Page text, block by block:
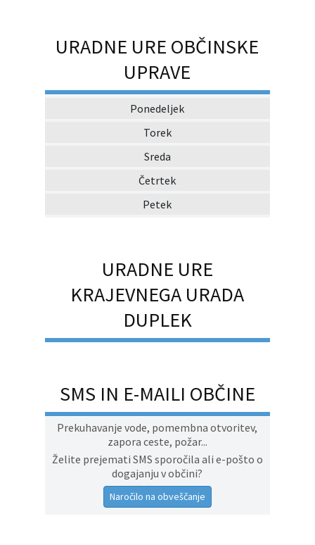
URADNE URE OBČINSKE
UPRAVE
Ponedeljek
Torek
Sreda
Četrtek
Petek
URADNE URE
KRAJEVNEGA URADA
DUPLEK
SMS IN E-MAILI OBČINE
Prekuhavanje vode, pomembna otvoritev,
zapora ceste, požar...
Želite prejemati SMS sporočila ali e-pošto o
dogajanju v občini?
Naročilo na obveščanje